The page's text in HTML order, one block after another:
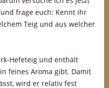
frage euch: Kennt ihr
Teig und aus welcher
Hefeteig und enthält
feines Aroma gibt. Damit
wird er relativ fest